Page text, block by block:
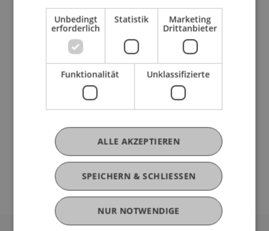
Begünstigte und deren Rechte
Liechtenstein und der internationale
Vergleich
Anfechtung und Verfahren
Gläubigeranfechtung
Asset Protection
Schiedsgerichtsbarkeit
Stiftungsgestaltung
Zellbildung
gesponserte Unternehmertätigkeit
Unbedingt
erforderlich
Statistik Marketing
Drittanbieter
Funktionalität Unklassifizierte
SPEICHERN & SCHLIESSEN
ALLE AKZEPTIEREN
NUR NOTWENDIGE